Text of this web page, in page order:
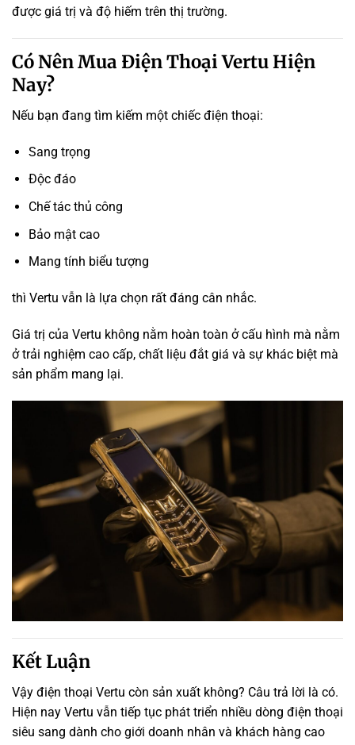
được giá trị và độ hiếm trên thị trường.
Có Nên Mua Điện Thoại Vertu Hiện
Nay?
Nếu bạn đang tìm kiếm một chiếc điện thoại:
Sang trọng
Độc đáo
Chế tác thủ công
Bảo mật cao
Mang tính biểu tượng
thì Vertu vẫn là lựa chọn rất đáng cân nhắc.
Giá trị của Vertu không nằm hoàn toàn ở cấu hình mà nằm
ở trải nghiệm cao cấp, chất liệu đắt giá và sự khác biệt mà
sản phẩm mang lại.
Kết Luận
Vậy điện thoại Vertu còn sản xuất không? Câu trả lời là có.
Hiện nay Vertu vẫn tiếp tục phát triển nhiều dòng điện thoại
siêu sang dành cho giới doanh nhân và khách hàng cao